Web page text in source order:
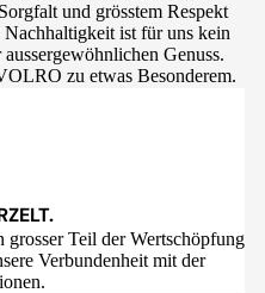
und grösstem Respekt
ist für uns kein
Genuss.
zu etwas Besonderem.
Teil der Wertschöpfung
Verbundenheit mit der